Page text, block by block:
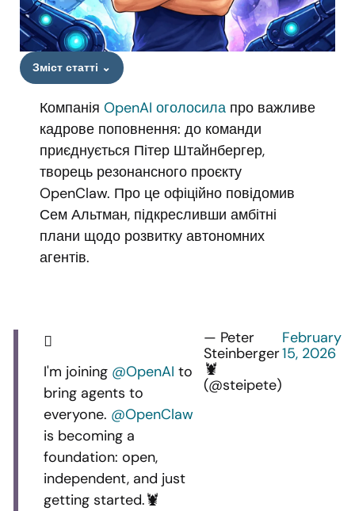
Зміст статті ⌄
Компанія OpenAI оголосила про важливе
кадрове поповнення: до команди
приєднується Пітер Штайнбергер,
творець резонансного проєкту
OpenClaw. Про це офіційно повідомив
Сем Альтман, підкресливши амбітні
плани щодо розвитку автономних
агентів.
I'm joining @OpenAI to
bring agents to
everyone. @OpenClaw
is becoming a
foundation: open,
independent, and just
getting started.🦞
— Peter
Steinberger
🦞
(@steipete)
February
15, 2026